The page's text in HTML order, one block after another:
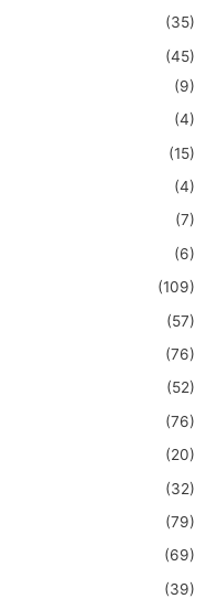
(35)
(45)
(9)
(4)
(15)
(4)
(7)
(6)
(109)
(57)
(76)
(52)
(76)
(20)
(32)
(79)
(69)
(39)